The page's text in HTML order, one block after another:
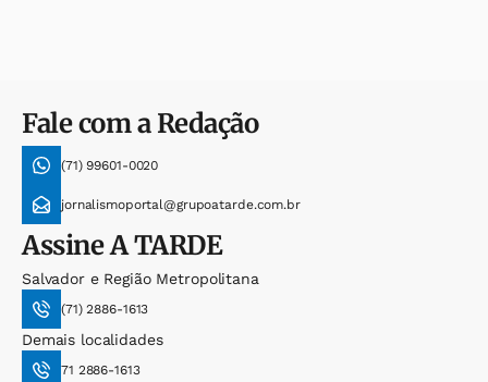
Fale com a Redação
(71) 99601-0020
jornalismoportal@grupoatarde.com.br
AssineA TARDE
Salvador e Região Metropolitana
(71) 2886-1613
Demais localidades
71 2886-1613